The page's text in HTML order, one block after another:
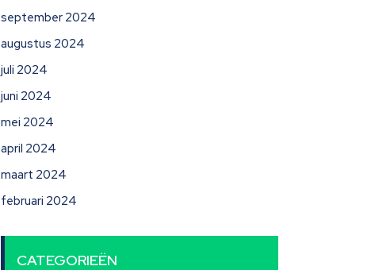
september 2024
augustus 2024
juli 2024
juni 2024
mei 2024
april 2024
maart 2024
februari 2024
CATEGORIEËN